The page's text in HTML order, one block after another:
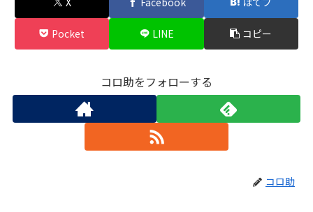
Pocket LINE コピー
コロ助をフォローする
コロ助